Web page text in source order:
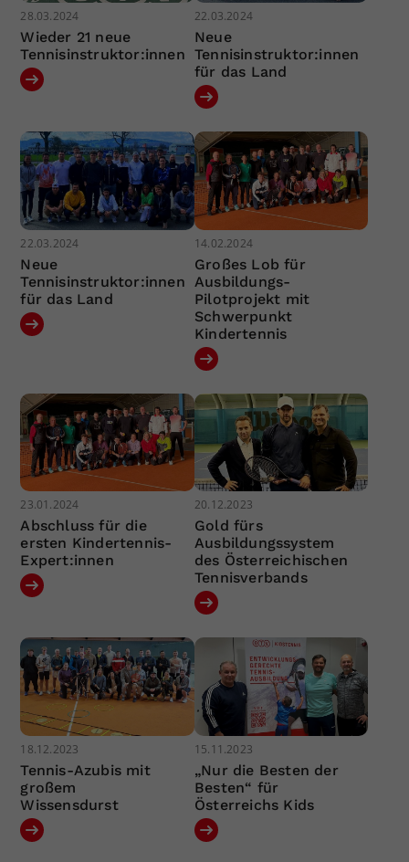
28.03.2024
Wieder 21 neue
Tennisinstruktor:innen
22.03.2024
Neue
Tennisinstruktor:innen
für das Land
22.03.2024
Neue
Tennisinstruktor:innen
für das Land
14.02.2024
Großes Lob für
Ausbildungs-
Pilotprojekt mit
Schwerpunkt
Kindertennis
23.01.2024
Abschluss für die
ersten Kindertennis-
Expert:innen
20.12.2023
Gold fürs
Ausbildungssystem
des Österreichischen
Tennisverbands
18.12.2023
Tennis-Azubis mit
großem
Wissensdurst
15.11.2023
„Nur die Besten der
Besten“ für
Österreichs Kids